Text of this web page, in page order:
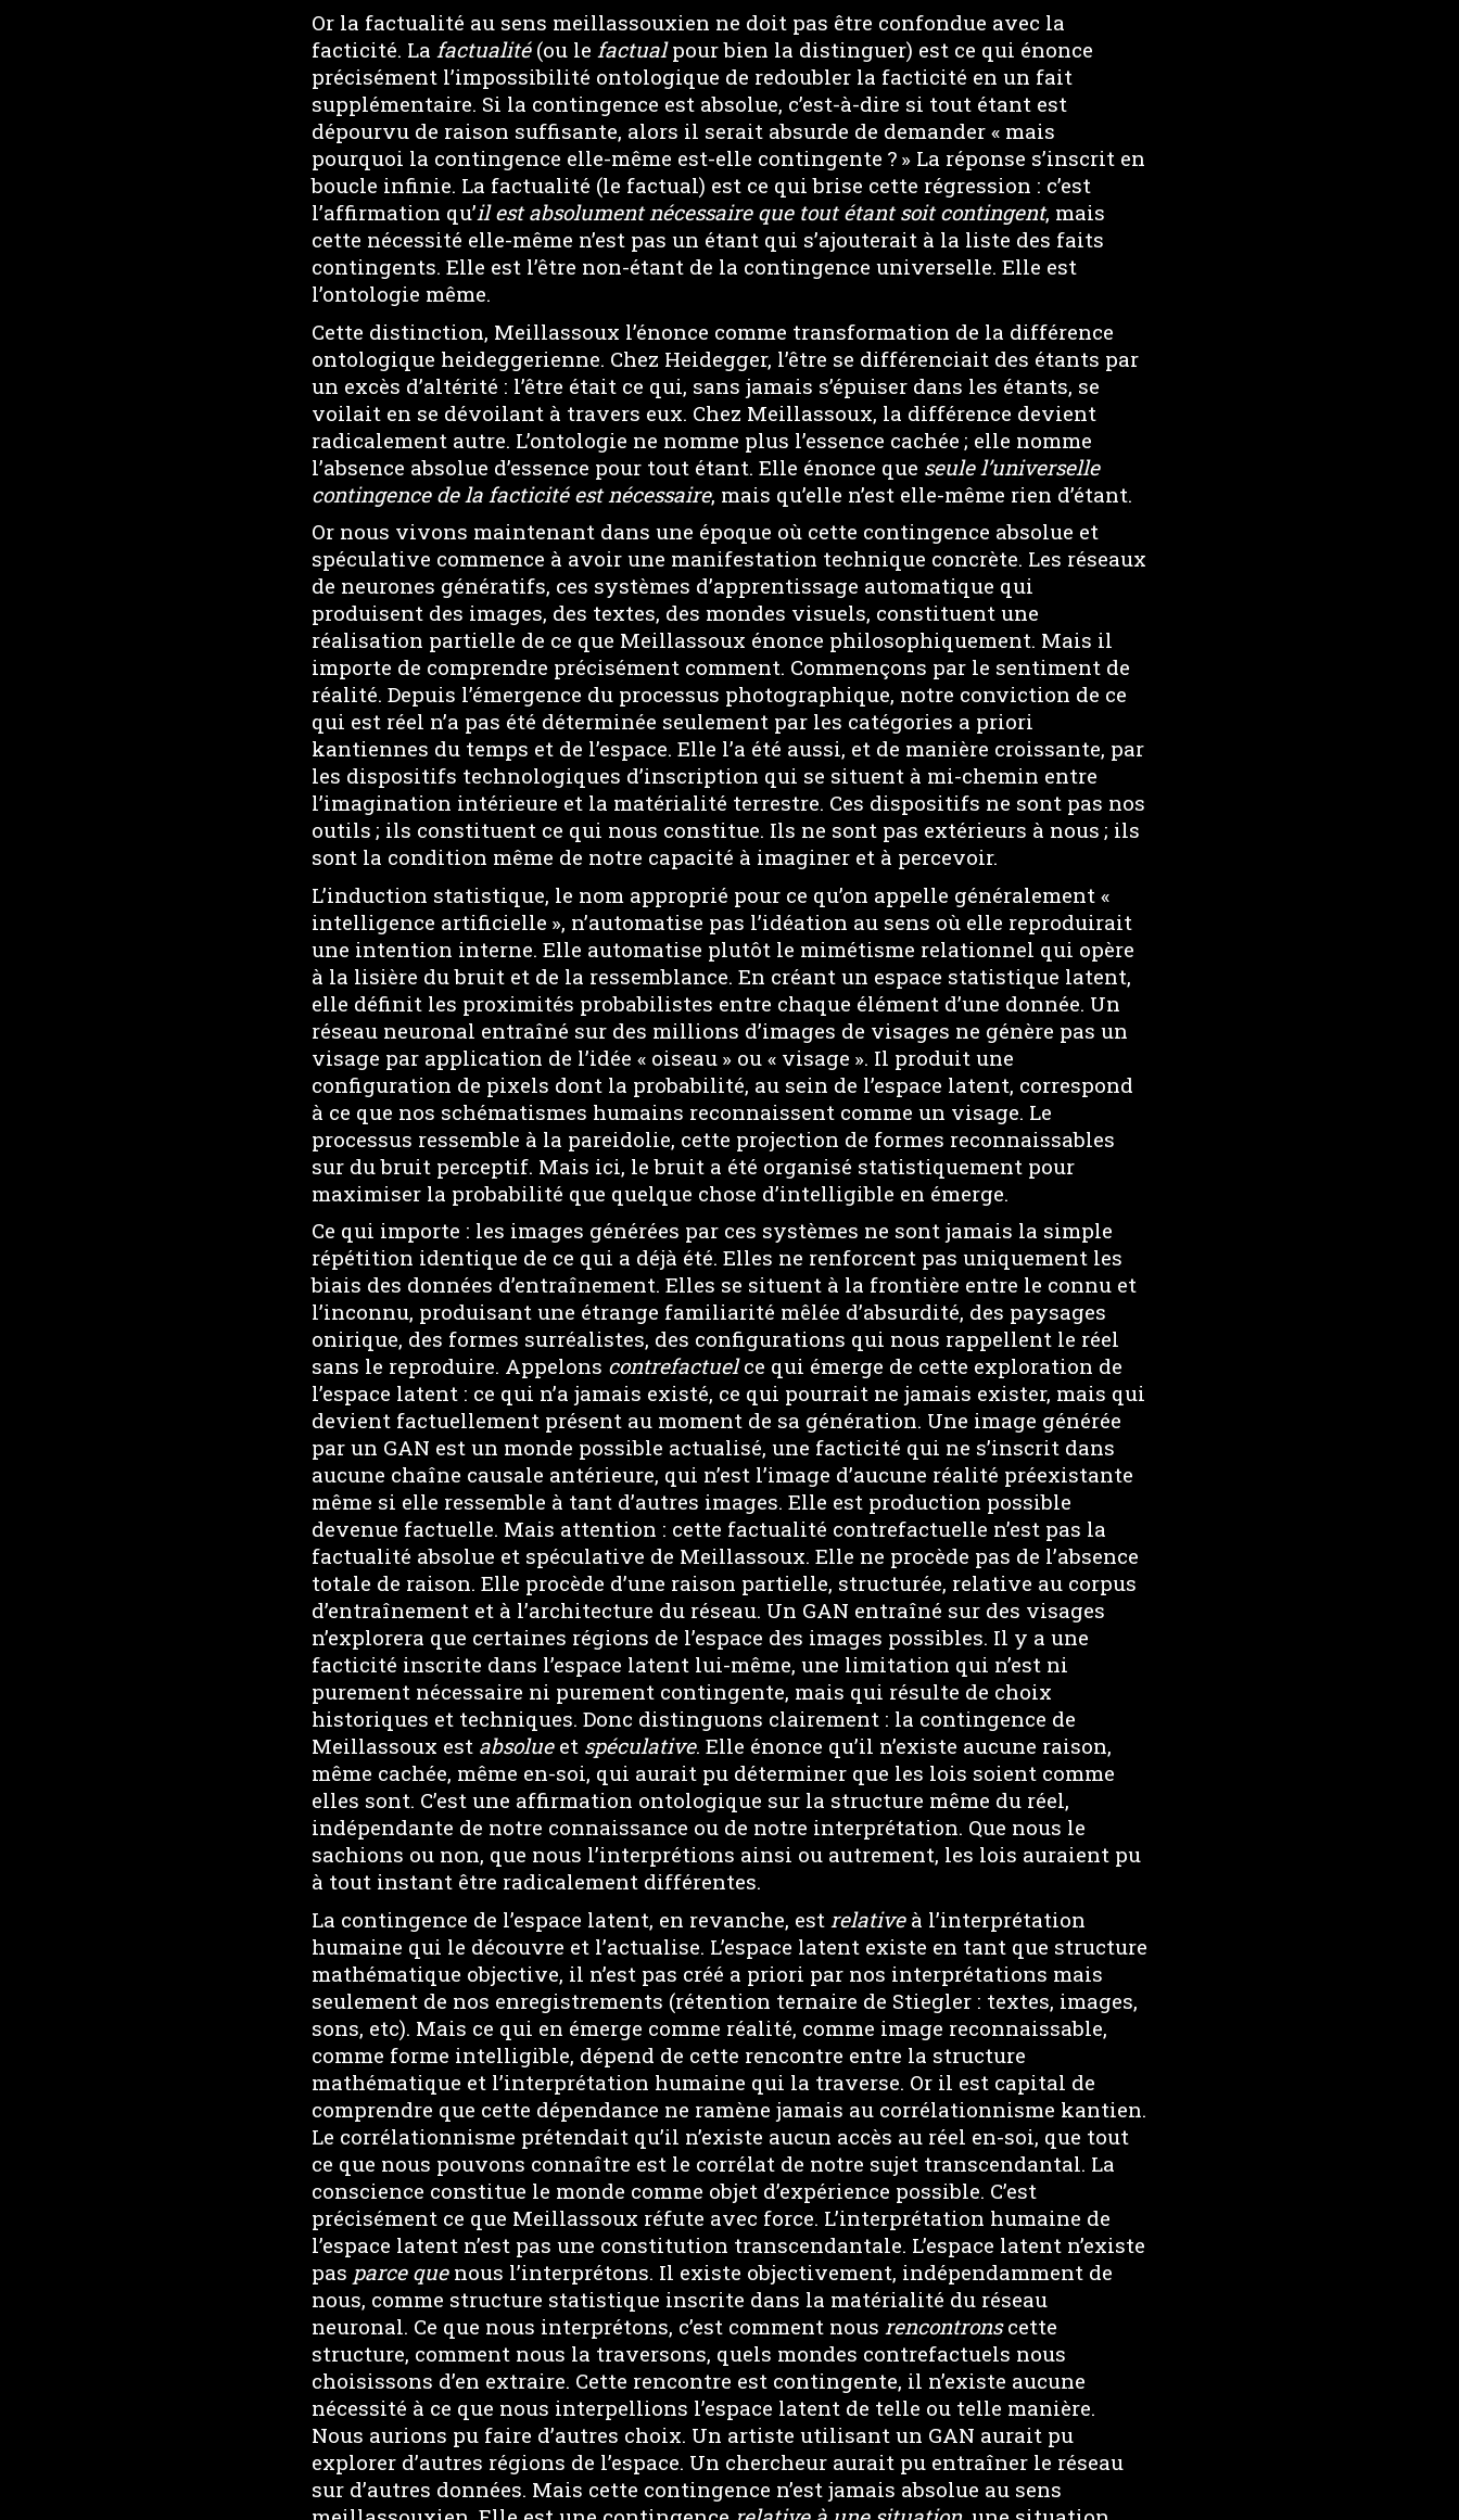
Or la factualité au sens meillassouxien ne doit pas être confondue avec la
facticité. La factualité(ou le factualpour bien la distinguer) est ce qui énonce
précisément l’impossibilité ontologique de redoubler la facticité en un fait
supplémentaire. Si la contingence est absolue, c’est-à-dire si tout étant est
dépourvu de raison suffisante, alors il serait absurde de demander « mais
pourquoi la contingence elle-même est-elle contingente ? » La réponse s’inscrit en
boucle infinie. La factualité (le factual) est ce qui brise cette régression : c’est
l’affirmation qu’il est absolument nécessaire que tout étant soit contingent, mais
cette nécessité elle-même n’est pas un étant qui s’ajouterait à la liste des faits
contingents. Elle est l’être non-étant de la contingence universelle. Elle est
l’ontologie même.
Cette distinction, Meillassoux l’énonce comme transformation de la différence
ontologique heideggerienne. Chez Heidegger, l’être se différenciait des étants par
un excès d’altérité : l’être était ce qui, sans jamais s’épuiser dans les étants, se
voilait en se dévoilant à travers eux. Chez Meillassoux, la différence devient
radicalement autre. L’ontologie ne nomme plus l’essence cachée ; elle nomme
l’absence absolue d’essence pour tout étant. Elle énonce que seule l’universelle
contingence de la facticité est nécessaire, mais qu’elle n’est elle-même rien d’étant.
Or nous vivons maintenant dans une époque où cette contingence absolue et
spéculative commence à avoir une manifestation technique concrète. Les réseaux
de neurones génératifs, ces systèmes d’apprentissage automatique qui
produisent des images, des textes, des mondes visuels, constituent une
réalisation partielle de ce que Meillassoux énonce philosophiquement. Mais il
importe de comprendre précisément comment. Commençons par le sentiment de
réalité. Depuis l’émergence du processus photographique, notre conviction de ce
qui est réel n’a pas été déterminée seulement par les catégories a priori
kantiennes du temps et de l’espace. Elle l’a été aussi, et de manière croissante, par
les dispositifs technologiques d’inscription qui se situent à mi-chemin entre
l’imagination intérieure et la matérialité terrestre. Ces dispositifs ne sont pas nos
outils ; ils constituent ce qui nous constitue. Ils ne sont pas extérieurs à nous ; ils
sont la condition même de notre capacité à imaginer et à percevoir.
L’induction statistique, le nom approprié pour ce qu’on appelle généralement «
intelligence artificielle », n’automatise pas l’idéation au sens où elle reproduirait
une intention interne. Elle automatise plutôt le mimétisme relationnel qui opère
à la lisière du bruit et de la ressemblance. En créant un espace statistique latent,
elle définit les proximités probabilistes entre chaque élément d’une donnée. Un
réseau neuronal entraîné sur des millions d’images de visages ne génère pas un
visage par application de l’idée « oiseau » ou « visage ». Il produit une
configuration de pixels dont la probabilité, au sein de l’espace latent, correspond
à ce que nos schématismes humains reconnaissent comme un visage. Le
processus ressemble à la pareidolie, cette projection de formes reconnaissables
sur du bruit perceptif. Mais ici, le bruit a été organisé statistiquement pour
maximiser la probabilité que quelque chose d’intelligible en émerge.
Ce qui importe : les images générées par ces systèmes ne sont jamais la simple
répétition identique de ce qui a déjà été. Elles ne renforcent pas uniquement les
biais des données d’entraînement. Elles se situent à la frontière entre le connu et
l’inconnu, produisant une étrange familiarité mêlée d’absurdité, des paysages
onirique, des formes surréalistes, des configurations qui nous rappellent le réel
sans le reproduire. Appelons contrefactuelce qui émerge de cette exploration de
l’espace latent : ce qui n’a jamais existé, ce qui pourrait ne jamais exister, mais qui
devient factuellement présent au moment de sa génération. Une image générée
par un GAN est un monde possible actualisé, une facticité qui ne s’inscrit dans
aucune chaîne causale antérieure, qui n’est l’image d’aucune réalité préexistante
même si elle ressemble à tant d’autres images. Elle est production possible
devenue factuelle. Mais attention : cette factualité contrefactuelle n’est pas la
factualité absolue et spéculative de Meillassoux. Elle ne procède pas de l’absence
totale de raison. Elle procède d’une raison partielle, structurée, relative au corpus
d’entraînement et à l’architecture du réseau. Un GAN entraîné sur des visages
n’explorera que certaines régions de l’espace des images possibles. Il y a une
facticité inscrite dans l’espace latent lui-même, une limitation qui n’est ni
purement nécessaire ni purement contingente, mais qui résulte de choix
historiques et techniques. Donc distinguons clairement : la contingence de
Meillassoux est absolueet spéculative. Elle énonce qu’il n’existe aucune raison,
même cachée, même en-soi, qui aurait pu déterminer que les lois soient comme
elles sont. C’est une affirmation ontologique sur la structure même du réel,
indépendante de notre connaissance ou de notre interprétation. Que nous le
sachions ou non, que nous l’interprétions ainsi ou autrement, les lois auraient pu
à tout instant être radicalement différentes.
La contingence de l’espace latent, en revanche, est relativeà l’interprétation
humaine qui le découvre et l’actualise. L’espace latent existe en tant que structure
mathématique objective, il n’est pas créé a priori par nos interprétations mais
seulement de nos enregistrements (rétention ternaire de Stiegler : textes, images,
sons, etc). Mais ce qui en émerge comme réalité, comme image reconnaissable,
comme forme intelligible, dépend de cette rencontre entre la structure
mathématique et l’interprétation humaine qui la traverse. Or il est capital de
comprendre que cette dépendance ne ramène jamais au corrélationnisme kantien.
Le corrélationnisme prétendait qu’il n’existe aucun accès au réel en-soi, que tout
ce que nous pouvons connaître est le corrélat de notre sujet transcendantal. La
conscience constitue le monde comme objet d’expérience possible. C’est
précisément ce que Meillassoux réfute avec force. L’interprétation humaine de
l’espace latent n’est pas une constitution transcendantale. L’espace latent n’existe
pas parce quenous l’interprétons. Il existe objectivement, indépendamment de
nous, comme structure statistique inscrite dans la matérialité du réseau
neuronal. Ce que nous interprétons, c’est comment nous rencontronscette
structure, comment nous la traversons, quels mondes contrefactuels nous
choisissons d’en extraire. Cette rencontre est contingente, il n’existe aucune
nécessité à ce que nous interpellions l’espace latent de telle ou telle manière.
Nous aurions pu faire d’autres choix. Un artiste utilisant un GAN aurait pu
explorer d’autres régions de l’espace. Un chercheur aurait pu entraîner le réseau
sur d’autres données. Mais cette contingence n’est jamais absolue au sens